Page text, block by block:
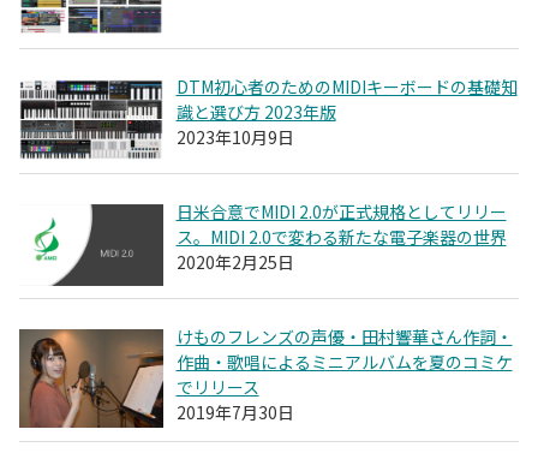
DTM初心者のためのMIDIキーボードの基礎知
識と選び方 2023年版
2023年10月9日
日米合意でMIDI 2.0が正式規格としてリリー
ス。MIDI 2.0で変わる新たな電子楽器の世界
2020年2月25日
けものフレンズの声優・田村響華さん作詞・
作曲・歌唱によるミニアルバムを夏のコミケ
でリリース
2019年7月30日